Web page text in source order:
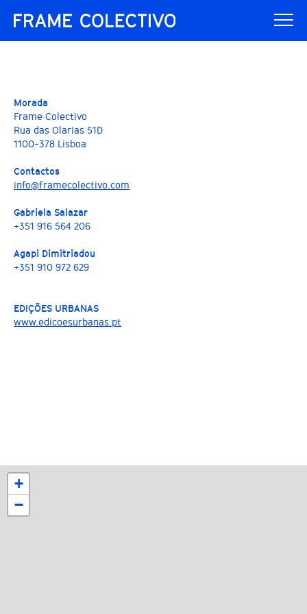
Morada
Frame Colectivo
Rua das Olarias 51D
1100-378 Lisboa
Contactos
info@framecolectivo.com
Gabriela Salazar
+351 916 564 206
Agapi Dimitriadou
+351 910 972 629
EDIÇÕES URBANAS
www.edicoesurbanas.pt
+
−